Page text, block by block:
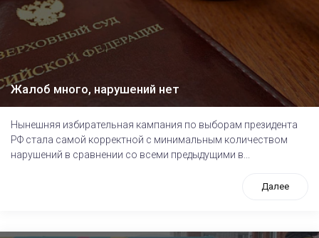
Жалоб много, нарушений нет
Нынешняя избирательная кампания по выборам президента
РФ стала самой корректной с минимальным количеством
нарушений в сравнении со всеми предыдущими в...
Далее